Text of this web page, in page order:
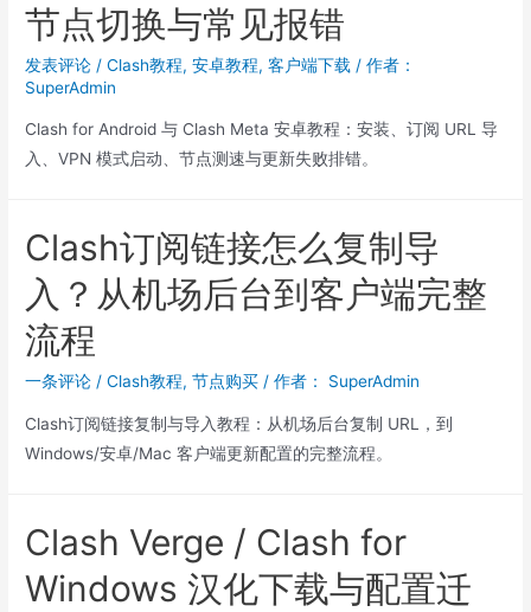
节点切换与常见报错
发表评论 /Clash教程,安卓教程,客户端下载 / 作者：
SuperAdmin
Clash for Android 与 Clash Meta 安卓教程：安装、订阅 URL 导
入、VPN 模式启动、节点测速与更新失败排错。
Clash订阅链接怎么复制导
入？从机场后台到客户端完整
流程
一条评论 /Clash教程,节点购买 / 作者： SuperAdmin
Clash订阅链接复制与导入教程：从机场后台复制 URL，到
Windows/安卓/Mac 客户端更新配置的完整流程。
Clash Verge / Clash for
Windows 汉化下载与配置迁